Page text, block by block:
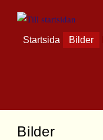
Startsida Bilder
Bilder